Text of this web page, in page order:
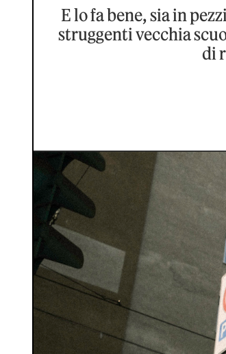
E lo fa bene, sia in
struggenti vecchia
di